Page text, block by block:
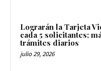
Lograrán la Tarjeta
cada 5 solicitantes;
trámites diarios
julio 29, 2026